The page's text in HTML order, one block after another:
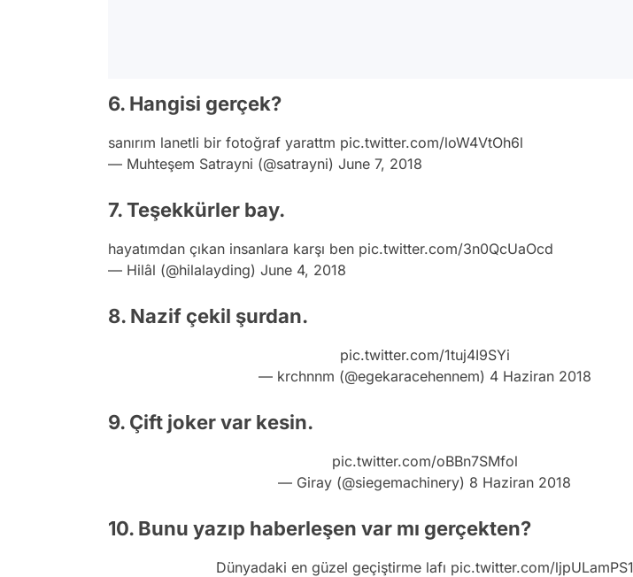
6. Hangisi gerçek?
sanırım lanetli bir fotoğraf yarattm pic.twitter.com/loW4VtOh6l
— Muhteşem Satrayni (@satrayni) June 7, 2018
7. Teşekkürler bay.
hayatımdan çıkan insanlara karşı ben pic.twitter.com/3n0QcUaOcd
— Hilâl (@hilalayding) June 4, 2018
8. Nazif çekil şurdan.
pic.twitter.com/1tuj4I9SYi
— krchnnm (@egekaracehennem) 4 Haziran 2018
9. Çift joker var kesin.
pic.twitter.com/oBBn7SMfol
— Giray (@siegemachinery) 8 Haziran 2018
10. Bunu yazıp haberleşen var mı gerçekten?
Dünyadaki en güzel geçiştirme lafı pic.twitter.com/ljpULamPS1